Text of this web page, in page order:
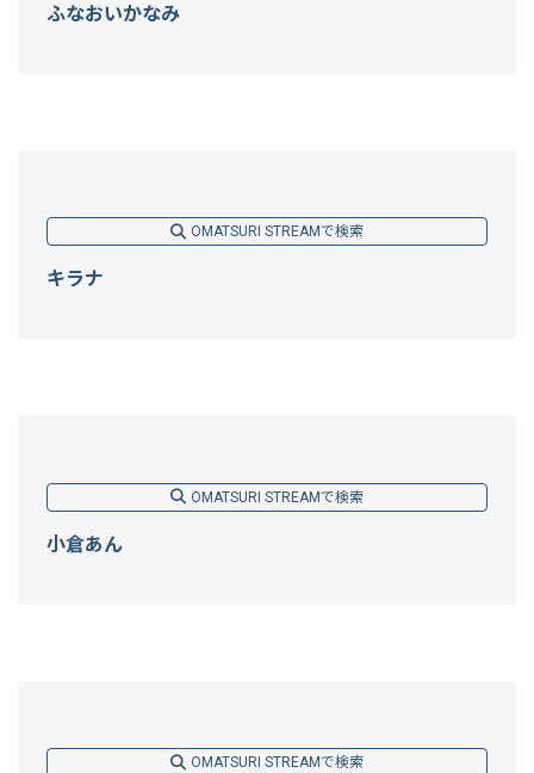
ふなおいかなみ
OMATSURI STREAMで検索
キラナ
OMATSURI STREAMで検索
小倉あん
OMATSURI STREAMで検索